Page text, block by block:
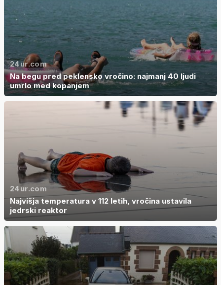
24ur.com
Na begu pred peklensko vročino: najmanj 40 ljudi
umrlo med kopanjem
24ur.com
Najvišja temperatura v 112 letih, vročina ustavila
jedrski reaktor